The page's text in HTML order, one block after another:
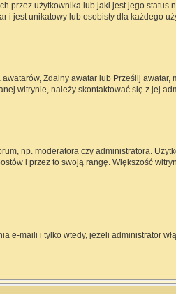
przez użytkownika lub jaki jest jego status
i jest unikatowy lub osobisty dla każdego
Zdalny awatar lub Prześlij awatar,
witrynie, należy skontaktować się z jej
np. moderatora czy administratora.
i przez to swoją rangę. Większość
maili i tylko wtedy, jeżeli administrator